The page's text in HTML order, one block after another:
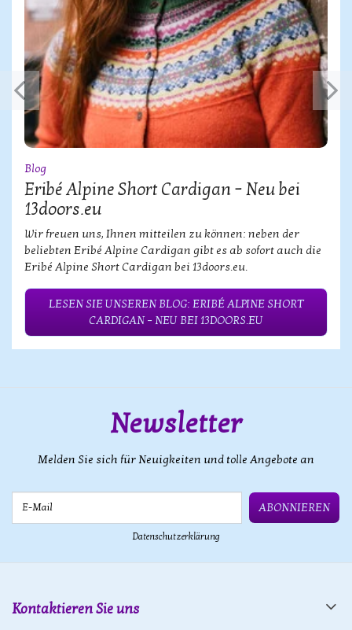
Blog
Eribé Alpine Short Cardigan – Neu bei
13doors.eu
Wir freuen uns, Ihnen mitteilen zu können: neben der
beliebten Eribé Alpine Cardigan gibt es ab sofort auch die
Eribé Alpine Short Cardigan bei 13doors.eu.
LESEN SIE UNSEREN BLOG: ERIBÉ ALPINE SHORT
CARDIGAN – NEU BEI 13DOORS.EU
Newsletter
Melden Sie sich für Neuigkeiten und tolle Angebote an
ABONNIEREN
Datenschutzerklärung
Kontaktieren Sie uns